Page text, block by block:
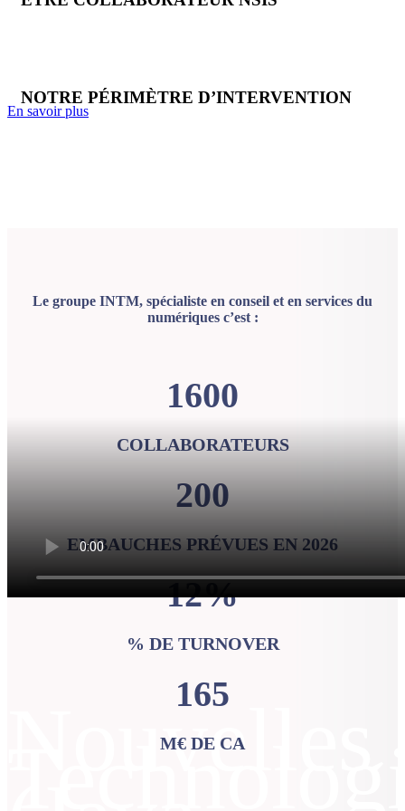
En savoir plus
Nouvelles
NOTRE PÉRIMÈTRE D’INTERVENTION
Le groupe INTM, spécialiste en conseil et en services du
numériques c’est :
1600
COLLABORATEURS
200
EMBAUCHES PRÉVUES EN 2026
12%
% DE TURNOVER
165
M€ DE CA